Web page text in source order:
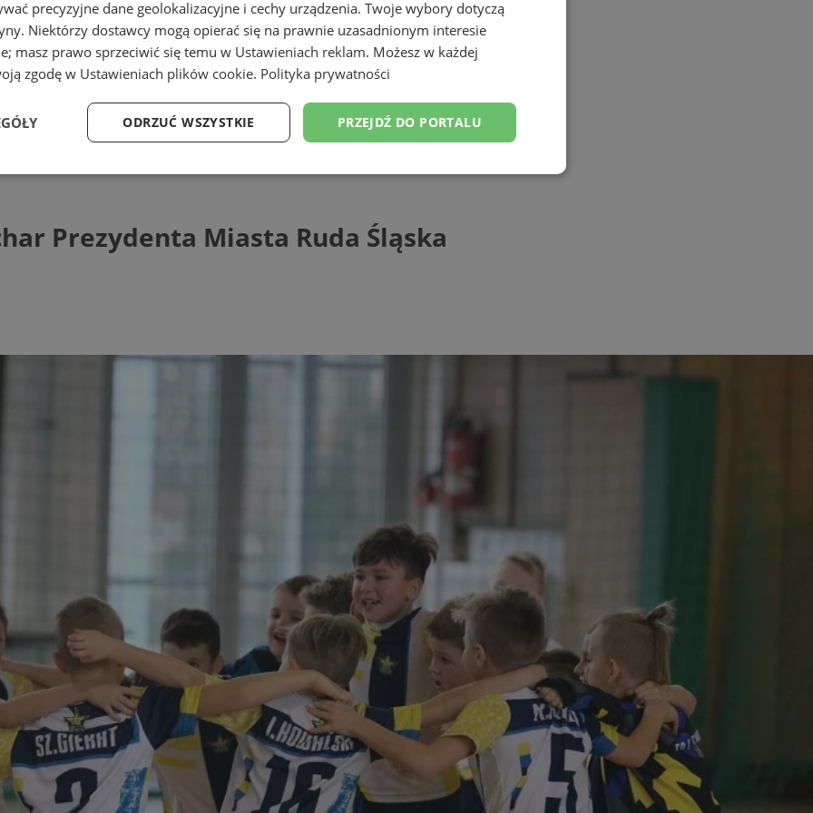
Miasta Ruda Śląska
Prezydenta Miasta Ruda Śląska
precyzyjne dane geolokalizacyjne i cechy urządzenia. Twoje wybory dotyczą
Niektórzy dostawcy mogą opierać się na prawnie uzasadnionym interesie
masz prawo sprzeciwić się temu w Ustawieniach reklam. Możesz w każdej
zgodę w Ustawieniach plików cookie. Polityka prywatności
PRZEJDŹ DO PORTALU
ODRZUĆ WSZYSTKIE
Wydajność Targetowanie Funkcjonalność Niesklasyfikowane
niezbędnych plików cookie nie można prawidłowo korzystać ze strony internetowej.
Ten plik cookie przechowuje identyfikator sesji.
Ten plik cookie przechowuje identyfikator sesji.
Ten plik cookie jest używany do celów
użytkownicy pozostają zalogowani, a ich dane są
zabezpieczone, jak poruszać się przez witrynę
internetową lub interakcji z jej usług.
Cloudflare Inc.
Ten plik cookie służy do rozróżniania ludzi i botów.
Jest to korzystne dla strony internetowej, ponieważ
umożliwia tworzenie ważnych raportów na temat
korzystania z jej witryny internetowej.
Cloudflare Inc.
.twitter.com
29 minut 59
sekund
Ten plik cookie służy do rozróżniania ludzi i botów.
Jest to korzystne dla strony internetowej, ponieważ
umożliwia tworzenie ważnych raportów na temat
korzystania z jej witryny internetowej.
YouTube
.youtube.com
5 miesięcy 4
tygodnie
Ten plik cookie jest używany do przechowywania
zgody użytkownika i wyboru prywatności dla ich
interakcji z witryną. Rejestruje dane dotyczące
zgody odwiedzającego na różne polityki i
ustawienia prywatności, zapewniając, że ich
preferencje zostaną uhonorowane w przyszłych
sesjach.
CookieScript
4 tygodnie 2 dni
Ten plik cookie jest używany przez usługę Cookie-
Polityce prywatności Google